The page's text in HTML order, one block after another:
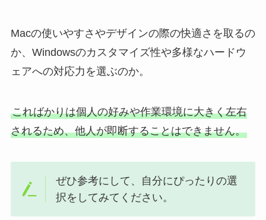
Macの使いやすさやデザインの際の快適さを取るの
か、Windowsのカスタマイズ性や多様なハードウ
ェアへの対応力を選ぶのか。
こればかりは個人の好みや作業環境に大きく左右
されるため、他人が即断することはできません。
ぜひ参考にして、自分にぴったりの選
択をしてみてください。